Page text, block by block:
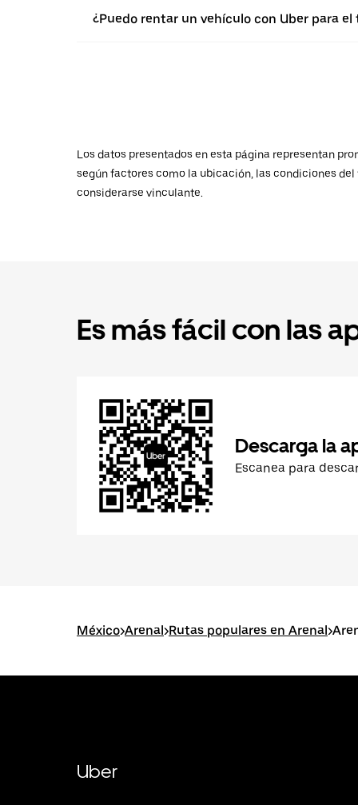
¿Puedo rentar un vehículo con Uber para
Los datos presentados en esta página representan
según factores como la ubicación, las condiciones
considerarse vinculante.
Es más fácil con las
Descarga la
Escanea para
México>Arenal>Rutas populares en Arenal>
Uber